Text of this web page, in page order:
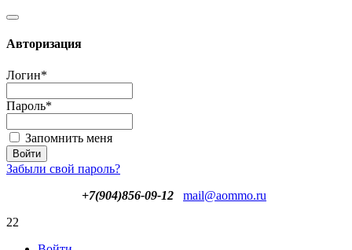
Авторизация
Логин*
Пароль*
Запомнить меня
Забыли свой пароль?
+7(904)856-09-12
mail@aommo.ru
22